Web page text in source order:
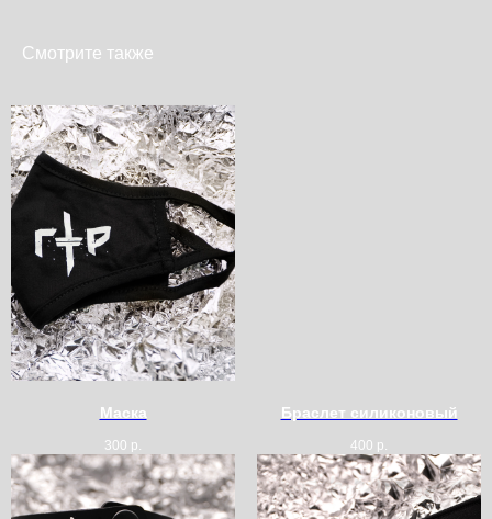
Смотрите также
Маска
300 р.
Браслет силиконовый
400 р.